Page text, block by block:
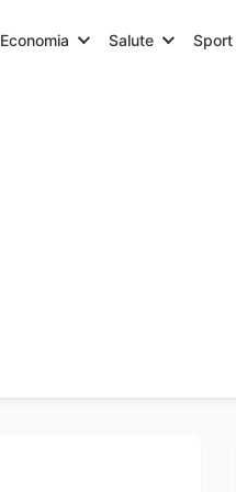
Economia Salute Sport